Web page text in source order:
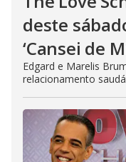
deste
‘Cansei de
Edgard e Marelis
relacionamento